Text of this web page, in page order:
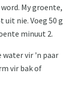
My groente,
uit nie. Voeg 50 g
minuut 2.
water vir 'n paar
vir bak of